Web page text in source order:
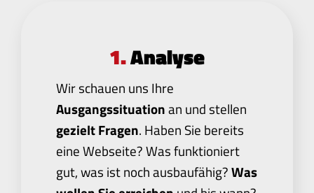
1.Analyse
Wir schauen uns Ihre
Ausgangssituationan und stellen
gezielt Fragen. Haben Sie bereits
eine Webseite? Was funktioniert
gut, was ist noch ausbaufähig?Was